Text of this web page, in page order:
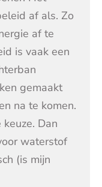
af als. Zo
af te
is vaak een
gemaakt
na te komen.
Dan
waterstof
(is mijn